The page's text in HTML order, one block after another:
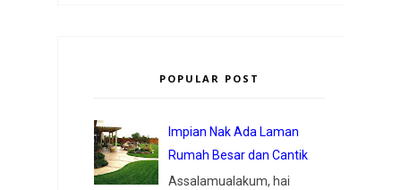
POPULAR POST
Impian Nak Ada Laman
Rumah Besar dan Cantik
Assalamualakum, hai